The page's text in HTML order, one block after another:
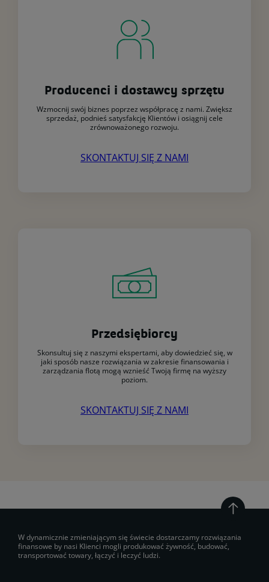
Producenci i dostawcy sprzętu
Wzmocnij swój biznes poprzez współpracę z nami. Zwiększ
sprzedaż, podnieś satysfakcję Klientów i osiągnij cele
zrównoważonego rozwoju.
SKONTAKTUJ SIĘ Z NAMI
Przedsiębiorcy
Skonsultuj się z naszymi ekspertami, aby dowiedzieć się, w
jaki sposób nasze rozwiązania w zakresie finansowania i
zarządzania flotą mogą wznieść Twoją firmę na wyższy
poziom.
SKONTAKTUJ SIĘ Z NAMI
W dynamicznie zmieniającym się świecie dostarczamy rozwiązania
finansowe by nasi Klienci mogli produkować żywność, budować,
transportować towary, łączyć i leczyć ludzi.